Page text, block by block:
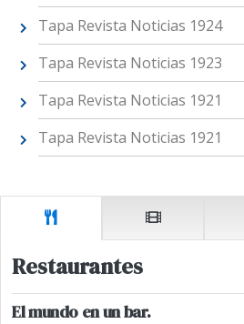
Tapa Revista Noticias 1924
Tapa Revista Noticias 1923
Tapa Revista Noticias 1921
Tapa Revista Noticias 1921
Restaurantes
El mundo en un bar.